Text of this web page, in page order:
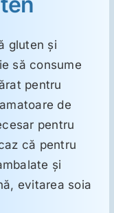
gluten şi
să consume
pentru
de
pentru
că pentru
şi
evitarea soia